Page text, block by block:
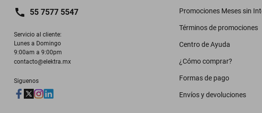
55 7577 5547
Servicio al cliente:
Lunes a Domingo
9:00am a 9:00pm
contacto@elektra.mx
Siguenos
Promociones Meses sin
Términos de promociones
Centro de Ayuda
¿Cómo comprar?
Formas de pago
Envíos y devoluciones